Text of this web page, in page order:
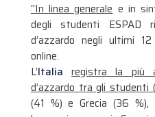
“In linea generalee in
degli studenti ESPAD
d’azzardo negli ultimi
online.
L’Italia registra la più
d’azzardo tra gli studenti
(41 %) e Grecia (36 %),